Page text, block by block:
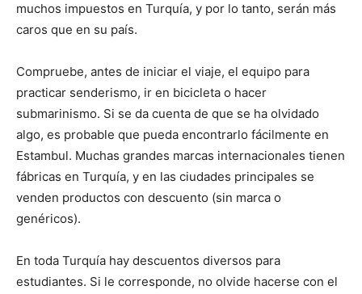
muchos impuestos en Turquía, y por lo tanto, serán más
caros que en su país.
Compruebe, antes de iniciar el viaje, el equipo para
practicar senderismo, ir en bicicleta o hacer
submarinismo. Si se da cuenta de que se ha olvidado
algo, es probable que pueda encontrarlo fácilmente en
Estambul. Muchas grandes marcas internacionales tienen
fábricas en Turquía, y en las ciudades principales se
venden productos con descuento (sin marca o
genéricos).
En toda Turquía hay descuentos diversos para
estudiantes. Si le corresponde, no olvide hacerse con el